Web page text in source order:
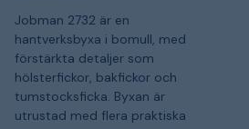
Jobman 2732 är en
hantverksbyxa i bomull, med
förstärkta detaljer som
hölsterfickor, bakfickor och
tumstocksficka. Byxan är
utrustad med flera praktiska